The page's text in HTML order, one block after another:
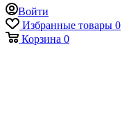
Войти
Избранные товары 0
Корзина 0